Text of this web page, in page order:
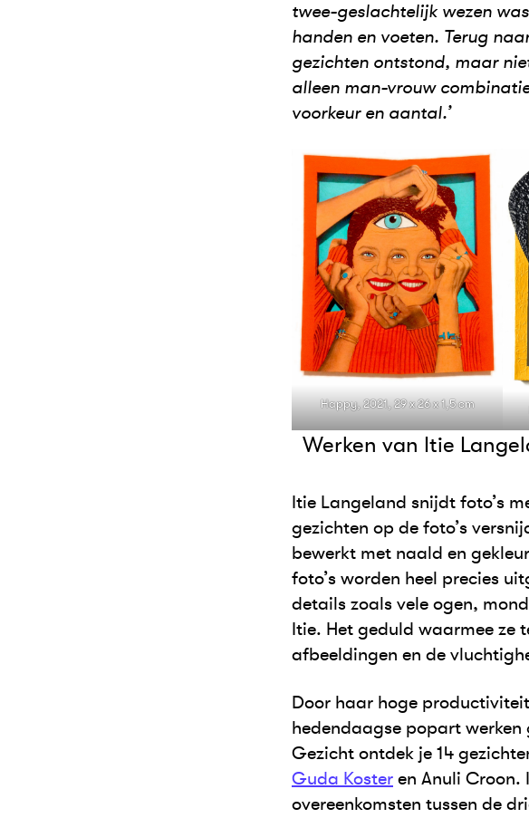
twee-geslachtelijk wezen
handen en voeten. Terug
gezichten ontstond, maar
alleen man-vrouw
voorkeur en aantal.’
Happy, 2021, 29 x 26 x 1,5 cm
Werken van Itie
Itie Langeland snijdt foto’s
gezichten op de foto’s
bewerkt met naald en
foto’s worden heel precies
details zoals vele ogen,
Itie. Het geduld waarmee ze
afbeeldingen en de
Door haar hoge
hedendaagse popart werken
Gezicht ontdek je 14
Guda Koster en Anuli Croon.
overeenkomsten tussen de